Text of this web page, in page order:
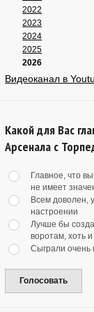
2022
2023
2024
2025
2026
Видеоканал в
Какой для Вас
Арсенала с
Главное, что
не имеет
Всем доволен,
настроении
Лучше бы
воротам, хоть
Сыграли очень
Голосовать